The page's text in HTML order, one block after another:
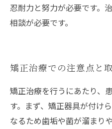
忍耐力と努力が必要です。
相談が必要です。
矯正治療での注意点と
矯正治療を行うにあたり、
す。まず、矯正器具が付け
なるため歯垢や菌が溜まり